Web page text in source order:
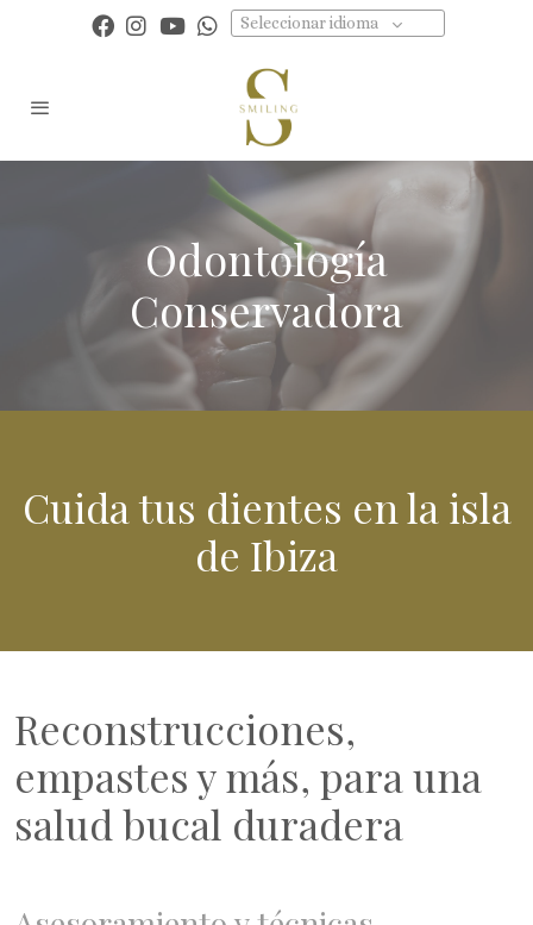
Seleccionar idioma
Odontología
Conservadora
Cuida tus dientes en la isla
de Ibiza
Reconstrucciones,
empastes y más, para una
salud bucal duradera